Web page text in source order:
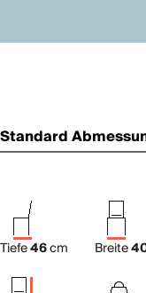
Standard
Tiefe46cm Breite